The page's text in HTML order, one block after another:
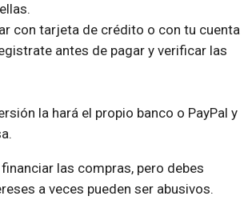
con tarjeta de crédito o con tu cuenta
antes de pagar y verificar las
la hará el propio banco o PayPal y
las compras, pero debes
a veces pueden ser abusivos.